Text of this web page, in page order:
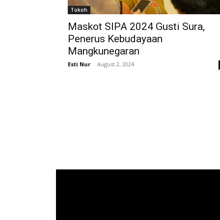
Tokoh
Maskot SIPA 2024 Gusti Sura,
Penerus Kebudayaan
Mangkunegaran
Esti Nur - August 2, 2024